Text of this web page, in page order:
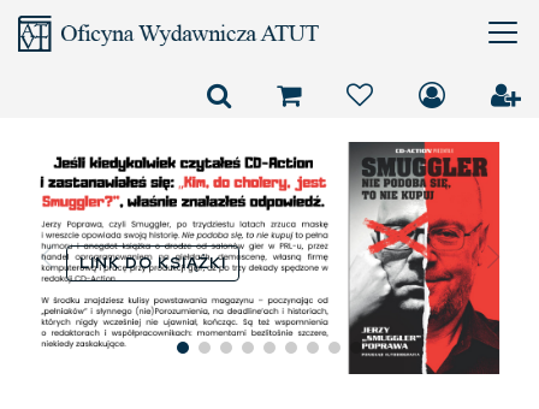
LINK DO KSIĄŻKI
Złotonośne Góry
Sobotnie panami nas
uczyniły
LINK DO KSIĄŻKI